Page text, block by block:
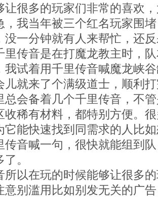
让很多的玩家们非常的喜欢
，我当年被三个红名玩家围
没一分钟就有人来帮忙，还
里传音是在打魔龙教主时，
我试着用千里传音喊魔龙峡
儿就来了个满级道士，顺利
总会备着几个千里传音，不
收稀有材料，都特别方便。
它能快速找到同需求的人比
传音喊一句，很快就能组到
。
所以在玩的时候能够让很多
意别滥用比如别发无关的广